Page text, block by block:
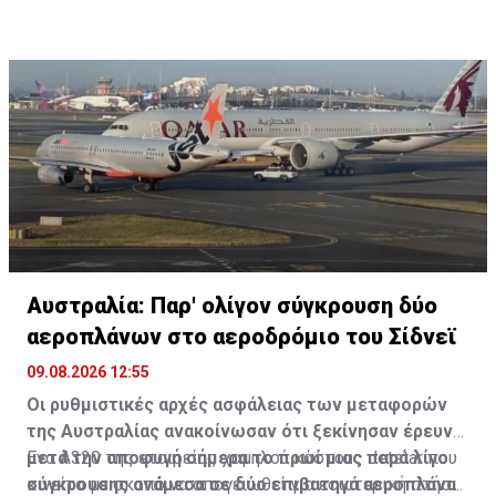
Αυστραλία: Παρ' ολίγον σύγκρουση δύο
αεροπλάνων στο αεροδρόμιο του Σίδνεϊ
09.08.2026 12:55
Οι ρυθμιστικές αρχές ασφάλειας των μεταφορών
της Αυστραλίας ανακοίνωσαν ότι ξεκίνησαν έρευνα
μετά την αποφυγή σήμερα το πρωί μιας παρά λίγο
σύγκρουσης ανάμεσα σε δύο επιβατηγά αεροπλάνα
Ένα A320 της εταιρείας χαμηλού κόστους Jetstar που
κινείτο με σκοπό να απογειωθεί για εσωτερική πτήση